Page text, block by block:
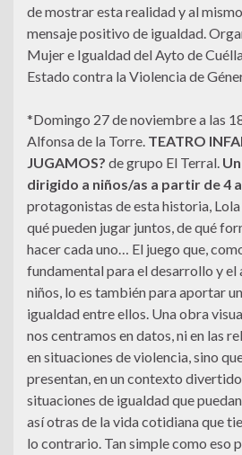
de mostrar esta realidad y al
mensaje positivo de igualdad.
Mujer e Igualdad del Ayto de
Estado contra la Violencia de
*Domingo 27 de noviembre a las
Alfonsa de la Torre. TEATRO
JUGAMOS? de grupo El Terral.
dirigido a niños/as a partir de 4
protagonistas de esta historia, Lola
qué pueden jugar juntos, de qué
hacer cada uno… El juego que,
fundamental para el desarrollo y el
niños, lo es también para aportar
igualdad entre ellos. Una obra
nos centramos en datos, ni en las
en situaciones de violencia, sino
presentan, en un contexto
situaciones de igualdad que
así otras de la vida cotidiana que
lo contrario. Tan simple como eso